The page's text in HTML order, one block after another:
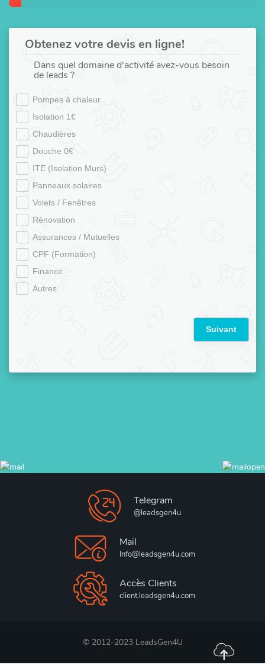
Obtenez votre devis en ligne!
Dans quel domaine d'activité avez-vous besoin
de leads ?
Pompes à chaleur
Isolation 1€
Chaudières
Douche 0€
ITE (Isolation Murs)
Panneaux solaires
Volets / Fenêtres
Rénovation
Assurances / Mutuelles
CPF (Formation)
Finance
Autres
Suivant
Telegram
@leadsgen4u
Mail
Info@leadsgen4u.com
Accès Clients
client.leadsgen4u.com
© 2012-2023 LeadsGen4U